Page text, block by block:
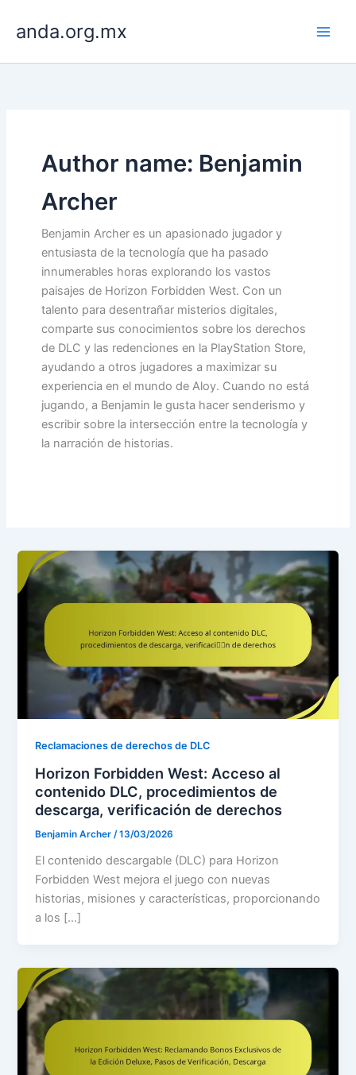
anda.org.mx
Author name: Benjamin
Archer
Benjamin Archer es un apasionado jugador y
entusiasta de la tecnología que ha pasado
innumerables horas explorando los vastos
paisajes de Horizon Forbidden West. Con un
talento para desentrañar misterios digitales,
comparte sus conocimientos sobre los derechos
de DLC y las redenciones en la PlayStation Store,
ayudando a otros jugadores a maximizar su
experiencia en el mundo de Aloy. Cuando no está
jugando, a Benjamin le gusta hacer senderismo y
escribir sobre la intersección entre la tecnología y
la narración de historias.
Reclamaciones de derechos de DLC
Horizon Forbidden West: Acceso al
contenido DLC, procedimientos de
descarga, verificación de derechos
Benjamin Archer/13/03/2026
El contenido descargable (DLC) para Horizon
Forbidden West mejora el juego con nuevas
historias, misiones y características, proporcionando
a los […]